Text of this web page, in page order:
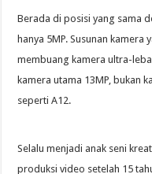
Berada di posisi yang sama
hanya 5MP. Susunan kamera
membuang kamera ultra-
kamera utama 13MP, bukan
seperti A12.
Selalu menjadi anak seni
produksi video setelah 15